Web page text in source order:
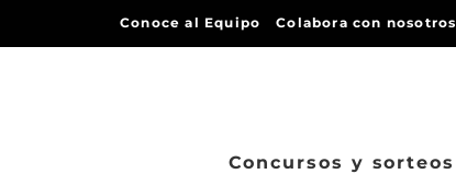
Conoce al Equipo Colabora con nosotros
Concursos y sorteos